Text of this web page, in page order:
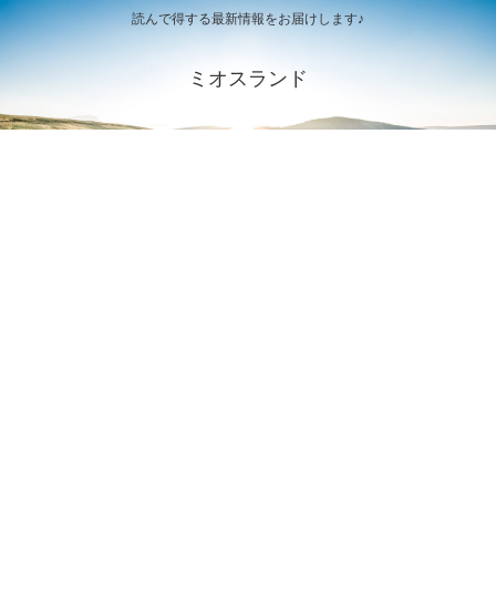
読んで得する最新情報をお届けします♪
ミオスランド